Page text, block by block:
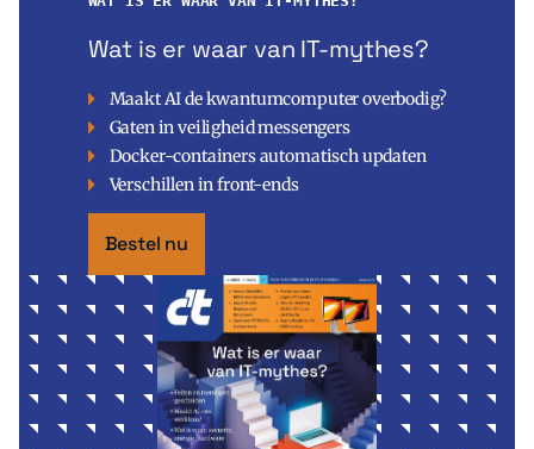
Wat is er waar van IT-mythes?
Maakt AI de kwantumcomputer overbodig?
Gaten in veiligheid messengers
Docker-containers automatisch updaten
Verschillen in front-ends
Bestel nu